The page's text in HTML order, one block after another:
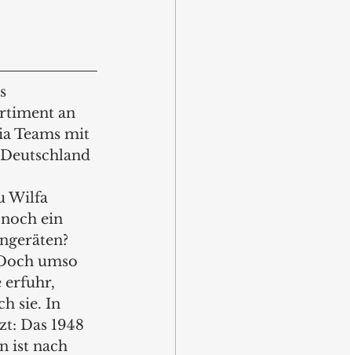
an
Teams mit
Wilfa
ein
umso
erfuhr,
sie. In
Das 1948
ist nach